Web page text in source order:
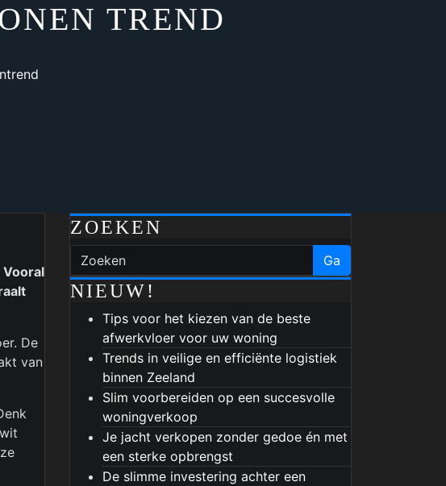
TREND
De
van
ZOEKEN
Ga
NIEUW!
Tips voor het kiezen van de beste
afwerkvloer voor uw woning
Trends in veilige en efficiënte logistiek
binnen Zeeland
Slim voorbereiden op een succesvolle
woningverkoop
Je jacht verkopen zonder gedoe én met
een sterke opbrengst
De slimme investering achter een